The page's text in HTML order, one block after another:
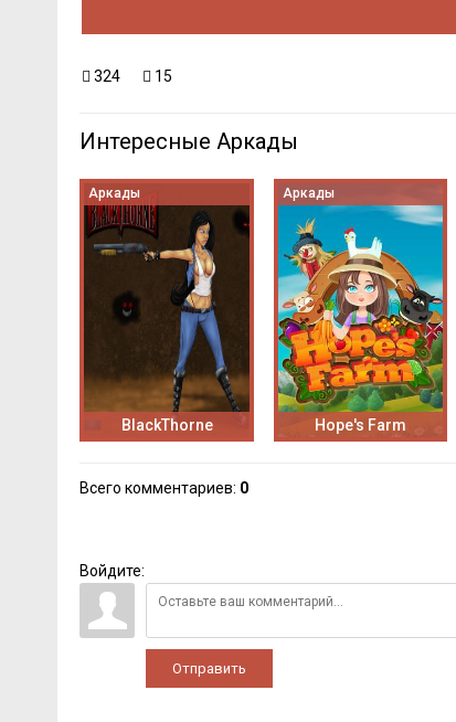
324 15
Интересные Аркады
Аркады
BlackThorne
Аркады
Hope's Farm
Всего комментариев: 0
Войдите:
Отправить